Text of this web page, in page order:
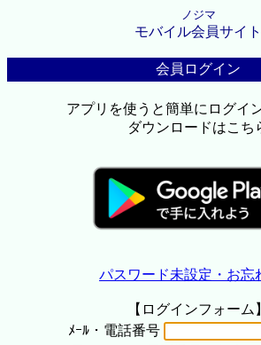
ノジマ
モバイル会員サイト
会員ログイン
アプリを使うと簡単にログイ
ダウンロードはこち
パスワード未設定・お忘
【ログインフォーム】
ﾒｰﾙ・電話番号